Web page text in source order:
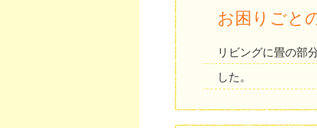
お困りごと
リビングに畳の部
した。